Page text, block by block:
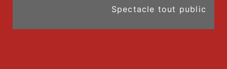
Spectacle tout public